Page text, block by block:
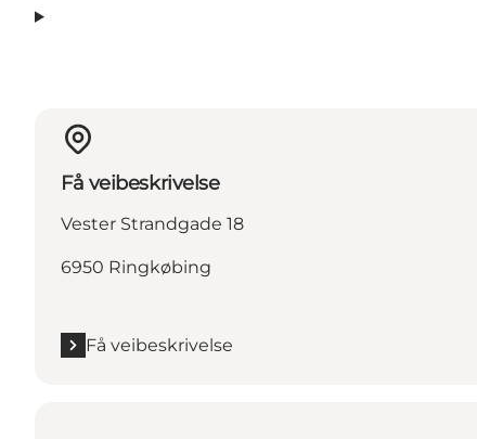
Få veibeskrivelse
Vester Strandgade 18
6950 Ringkøbing
Få veibeskrivelse